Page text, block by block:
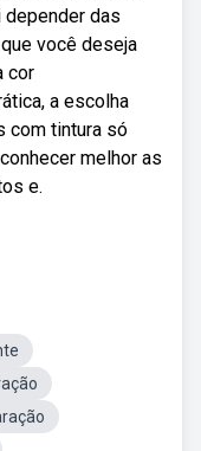
das
você deseja
cor
a escolha
com tintura só
melhor as
e.